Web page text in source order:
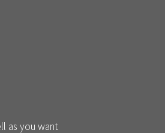
as you want